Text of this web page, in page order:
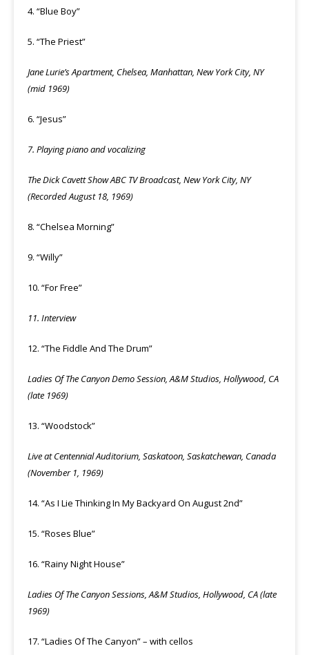
4. “Blue Boy”
5. “The Priest”
Jane Lurie’s Apartment, Chelsea, Manhattan, New York City, NY
(mid 1969)
6. “Jesus”
7. Playing piano and vocalizing
The Dick Cavett Show ABC TV Broadcast, New York City, NY
(Recorded August 18, 1969)
8. “Chelsea Morning”
9. “Willy”
10. “For Free”
11. Interview
12. “The Fiddle And The Drum”
Ladies Of The Canyon Demo Session, A&M Studios, Hollywood, CA
(late 1969)
13. “Woodstock”
Live at Centennial Auditorium, Saskatoon, Saskatchewan, Canada
(November 1, 1969)
14. “As I Lie Thinking In My Backyard On August 2nd”
15. “Roses Blue”
16. “Rainy Night House”
Ladies Of The Canyon Sessions, A&M Studios, Hollywood, CA (late
1969)
17. “Ladies Of The Canyon” – with cellos